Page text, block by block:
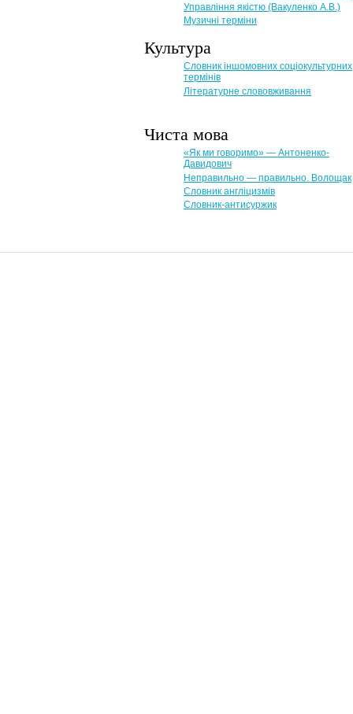
Управління якістю (Вакуленко А.В.)
Музичні терміни
Культура
Словник іншомовних соціокультурних
термінів
Літературне слововживання
Чиста мова
«Як ми говоримо» — Антоненко-
Давидович
Неправильно — правильно. Волощак
Словник англіцизмів
Словник-антисуржик